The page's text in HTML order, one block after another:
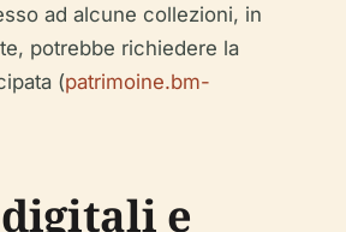
ad alcune collezioni, in
potrebbe richiedere la
(patrimoine.bm-
e